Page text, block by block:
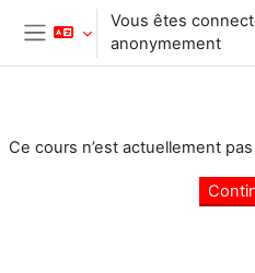
Passer au contenu principal
Panneau latéral
Vous êtes
anonymement
Ce cours n’est actuellement